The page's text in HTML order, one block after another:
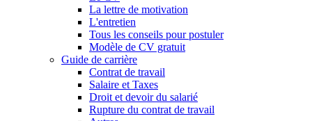
La lettre de motivation
L'entretien
Tous les conseils pour postuler
Modèle de CV gratuit
Guide de carrière
Contrat de travail
Salaire et Taxes
Droit et devoir du salarié
Rupture du contrat de travail